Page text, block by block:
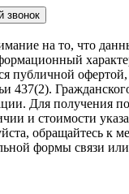
звонок
на то, что
публичной
437(2).
Для получения
и стоимости
обращайтесь к
формы связи